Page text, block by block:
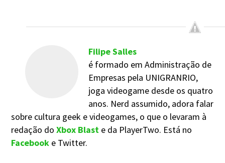
Filipe Salles
é formado em Administração de
Empresas pela UNIGRANRIO,
joga videogame desde os quatro
anos. Nerd assumido, adora falar
sobre cultura geek e videogames, o que o levaram à
redação doXbox Blast e da PlayerTwo. Está no
Facebook e Twitter.